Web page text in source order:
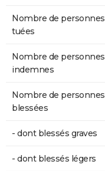
Nombre de personnes
tuées
Nombre de personnes
indemnes
Nombre de personnes
blessées
- dont blessés graves
- dont blessés légers